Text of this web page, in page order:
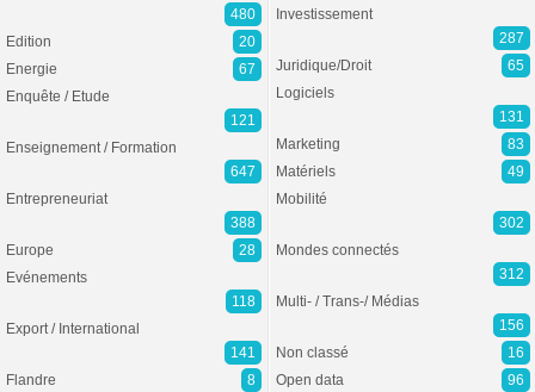
480
Edition
20
Energie
67
Enquête / Etude
121
Enseignement / Formation
647
Entrepreneuriat
388
Europe
28
Evénements
118
Export / International
141
Flandre
8
Investissement
287
Juridique/Droit
65
Logiciels
131
Marketing
83
Matériels
49
Mobilité
302
Mondes connectés
312
Multi- / Trans-/ Médias
156
Non classé
16
Open data
96